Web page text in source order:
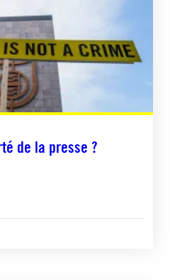
de la presse ?